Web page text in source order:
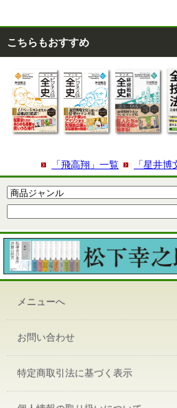
こちらもおすすめ
「星井
「飛高翔」一覧
メニューへ
お問い合わせ
特定商取引法に基づく表示